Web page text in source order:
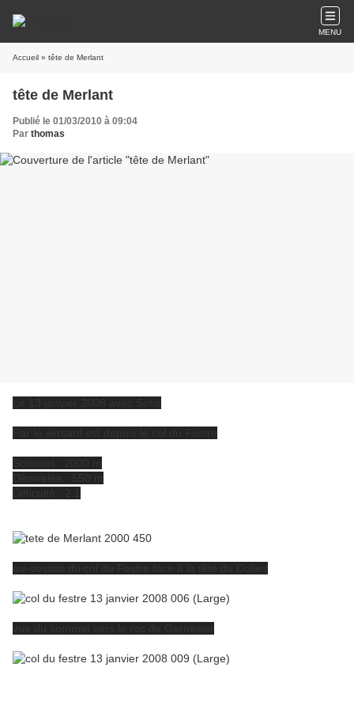
MENU
Accueil » tête de Merlant
tête de Merlant
Publié le 01/03/2010 à 09:04
Par thomas